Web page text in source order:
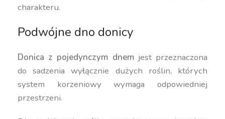
charakteru.
Podwójne dno donicy
Donica z pojedynczym dnemjest przeznaczona
do sadzenia wyłącznie dużych roślin, których
system korzeniowy wymaga odpowiedniej
przestrzeni.